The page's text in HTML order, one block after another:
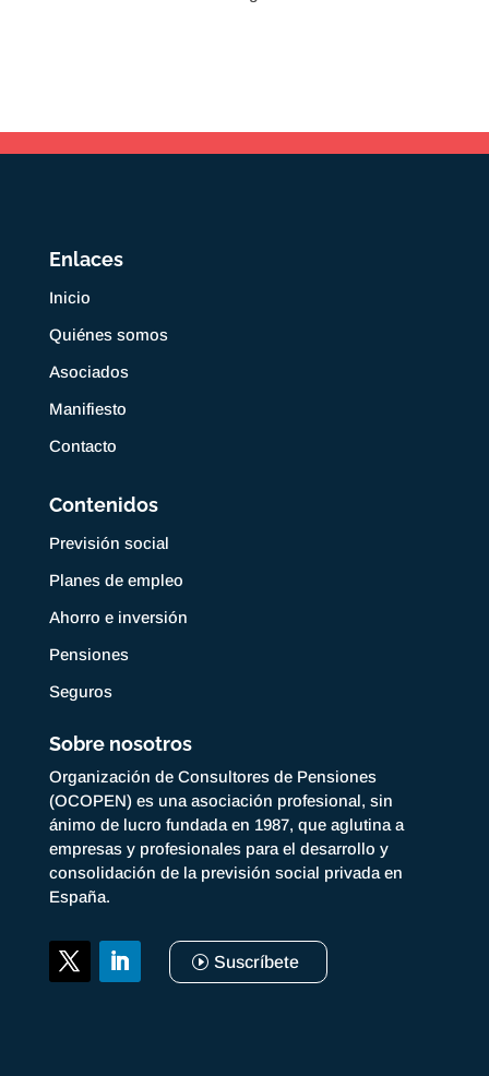
Enlaces
Inicio
Quiénes somos
Asociados
Manifiesto
Contacto
Contenidos
Previsión social
Planes de empleo
Ahorro e inversión
Pensiones
Seguros
Sobre nosotros
Organización de Consultores de Pensiones
(OCOPEN) es una asociación profesional, sin
ánimo de lucro fundada en 1987, que aglutina a
empresas y profesionales para el desarrollo y
consolidación de la previsión social privada en
España.
Suscríbete